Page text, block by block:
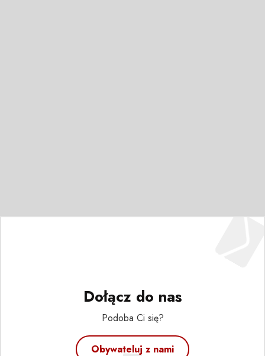
Dołącz do nas
Podoba Ci się?
Obywateluj z nami